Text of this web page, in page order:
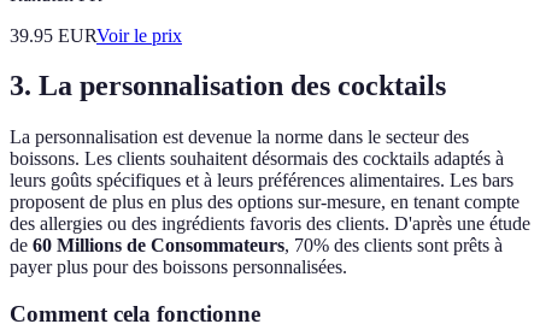
39.95 EURVoir le prix
3. La personnalisation des cocktails
La personnalisation est devenue la norme dans le secteur des
boissons. Les clients souhaitent désormais des cocktails adaptés à
leurs goûts spécifiques et à leurs préférences alimentaires. Les bars
proposent de plus en plus des options sur-mesure, en tenant compte
des allergies ou des ingrédients favoris des clients. D'après une étude
de 60 Millions de Consommateurs, 70% des clients sont prêts à
payer plus pour des boissons personnalisées.
Comment cela fonctionne